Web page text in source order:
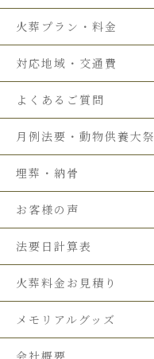
火葬プラン・料金
対応地域・交通費
よくあるご質問
月例法要・動物供養大祭
埋葬・納骨
お客様の声
法要日計算表
火葬料金お見積り
メモリアルグッズ